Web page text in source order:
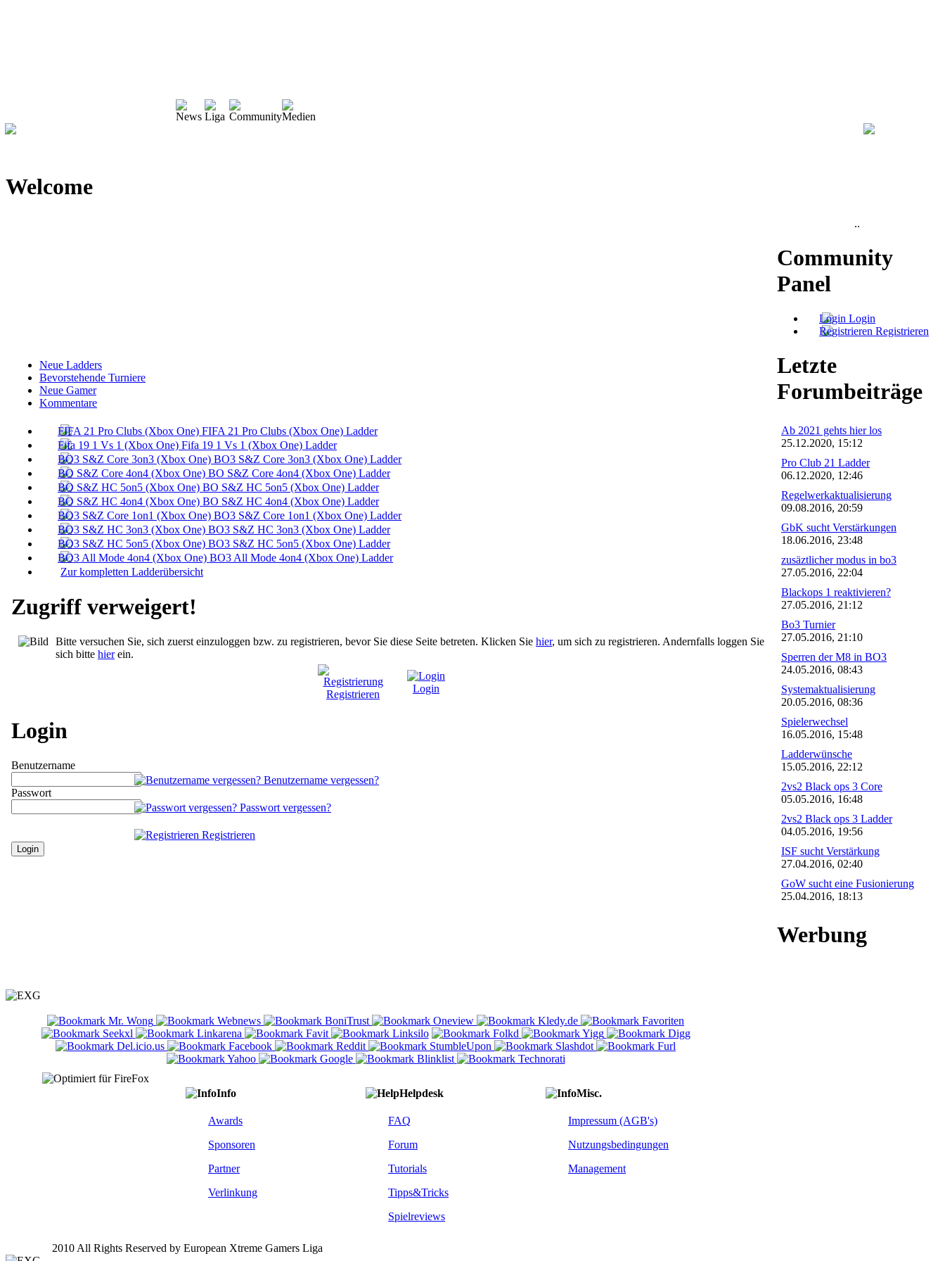
Welcome
Neue Ladders
Bevorstehende Turniere
Neue Gamer
Kommentare
FIFA 21 Pro Clubs (Xbox One) Ladder
Fifa 19 1 Vs 1 (Xbox One) Ladder
BO3 S&Z Core 3on3 (Xbox One) Ladder
BO S&Z Core 4on4 (Xbox One) Ladder
BO S&Z HC 5on5 (Xbox One) Ladder
BO S&Z HC 4on4 (Xbox One) Ladder
BO3 S&Z Core 1on1 (Xbox One) Ladder
BO3 S&Z HC 3on3 (Xbox One) Ladder
BO3 S&Z HC 5on5 (Xbox One) Ladder
BO3 All Mode 4on4 (Xbox One) Ladder
Zur kompletten Ladderübersicht
Zugriff verweigert!
Bitte versuchen Sie, sich zuerst einzuloggen bzw. zu registrieren, bevor Sie diese Seite betreten. Klicken Sie hier, um sich zu registrieren. Andernfalls loggen Sie
sich bitte hierein.
Registrieren Login
Login
Benutzername
Benutzername vergessen?
Passwort
Passwort vergessen?
Registrieren
..
Community
Panel
Login
Registrieren
Letzte
Forumbeiträge
Ab 2021 gehts hier los
25.12.2020, 15:12
Pro Club 21 Ladder
06.12.2020, 12:46
Regelwerkaktualisierung
09.08.2016, 20:59
GbK sucht Verstärkungen
18.06.2016, 23:48
zusäztlicher modus in bo3
27.05.2016, 22:04
Blackops 1 reaktivieren?
27.05.2016, 21:12
Bo3 Turnier
27.05.2016, 21:10
Sperren der M8 in BO3
24.05.2016, 08:43
Systemaktualisierung
20.05.2016, 08:36
Spielerwechsel
16.05.2016, 15:48
Ladderwünsche
15.05.2016, 22:12
2vs2 Black ops 3 Core
05.05.2016, 16:48
2vs2 Black ops 3 Ladder
04.05.2016, 19:56
ISF sucht Verstärkung
27.04.2016, 02:40
GoW sucht eine Fusionierung
25.04.2016, 18:13
Werbung
Info
Awards
Sponsoren
Partner
Verlinkung
Helpdesk
FAQ
Forum
Tutorials
Tipps&Tricks
Spielreviews
Misc.
Impressum (AGB's)
Nutzungsbedingungen
Management
2010 All Rights Reserved by European Xtreme Gamers Liga